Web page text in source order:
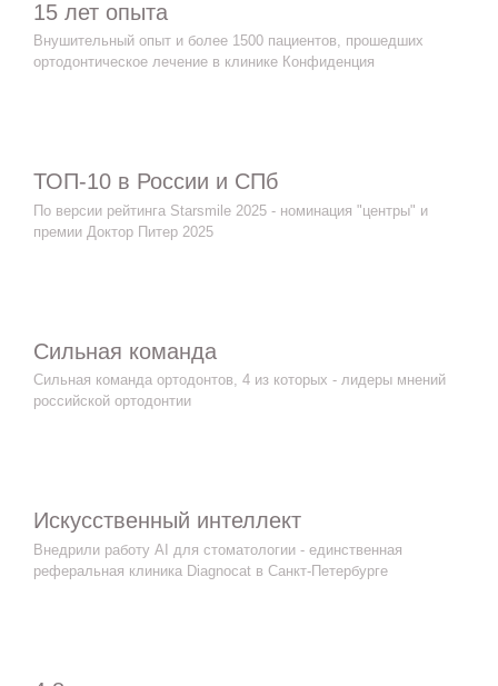
15 лет опыта
Внушительный опыт и более 1500 пациентов, прошедших
ортодонтическое лечение в клинике Конфиденция
ТОП-10 в России и СПб
По версии рейтинга Starsmile 2025 - номинация "центры" и
премии Доктор Питер 2025
Сильная команда
Сильная команда ортодонтов, 4 из которых - лидеры мнений
российской ортодонтии
Искусственный интеллект
Внедрили работу AI для стоматологии - единственная
реферальная клиника Diagnocat в Санкт-Петербурге